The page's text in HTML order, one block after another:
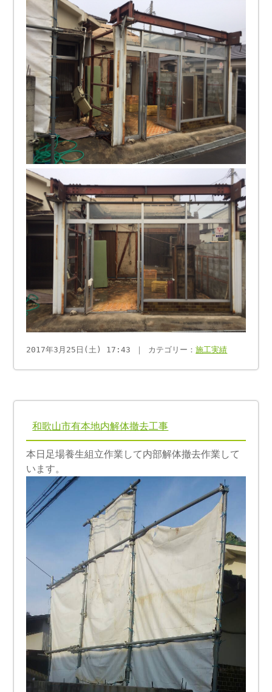
2017年3月25日(土) 17:43 ｜ カテゴリー：施工実績
和歌山市有本地内解体撤去工事
本日足場養生組立作業して内部解体撤去作業して
います。